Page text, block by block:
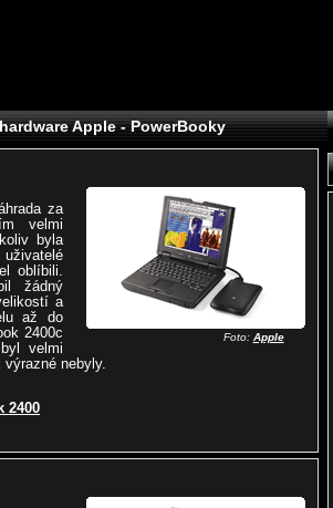
Apple - PowerBooky
Foto: Apple
za
velmi
byla
oblíbili.
žádný
a
až do
2400c
velmi
nebyly.
2400